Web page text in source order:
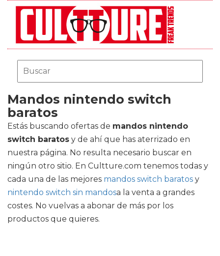
Mandos nintendo switch
baratos
Estás buscando ofertas de mandos nintendo
switch baratos y de ahí que has aterrizado en
nuestra página. No resulta necesario buscar en
ningún otro sitio. En Cultture.com tenemos todas y
cada una de las mejores mandos switch baratos y
nintendo switch sin mandosa la venta a grandes
costes. No vuelvas a abonar de más por los
productos que quieres.